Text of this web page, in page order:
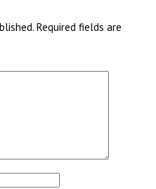
Required fields are